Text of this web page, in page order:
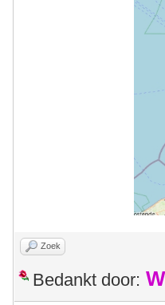
Zoek
Bedankt door: